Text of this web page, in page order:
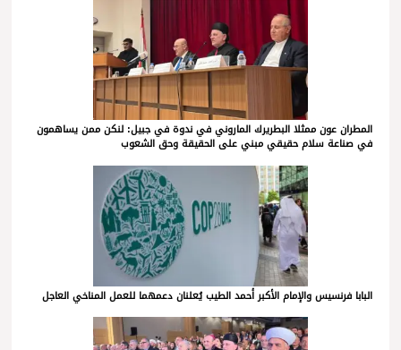
المطران عون ممثلا البطريرك الماروني في ندوة في جبيل: لنكن ممن يساهمون
في صناعة سلام حقيقي مبني على الحقيقة وحق الشعوب
البابا فرنسيس والإمام الأكبر أحمد الطيب يُعلنان دعمهما للعمل المناخي العاجل